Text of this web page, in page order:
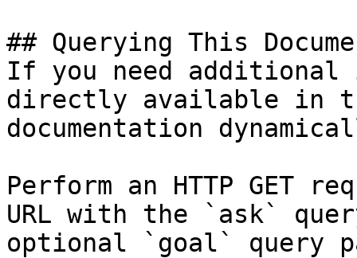
## Querying This
If you need
directly available in
documentation
Perform an HTTP GET
URL with the `ask`
optional `goal` query